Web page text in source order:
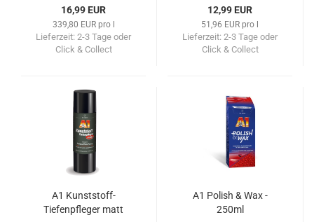
16,99 EUR
339,80 EUR pro l
Lieferzeit: 2-3 Tage oder
Click & Collect
12,99 EUR
51,96 EUR pro l
Lieferzeit: 2-3 Tage oder
Click & Collect
A1 Kunststoff-
Tiefenpfleger matt
A1 Polish & Wax -
250ml